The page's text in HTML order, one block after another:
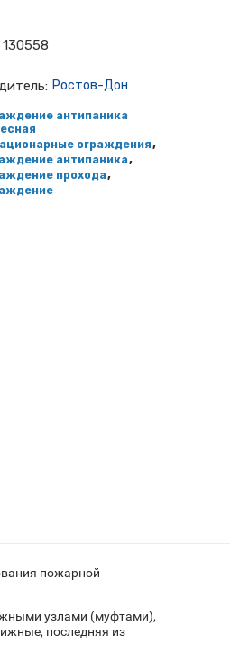
130558
Ростов-Дон
антипаника
ограждения,
антипаника,
прохода,
пожарной
узлами (муфтами),
последняя из